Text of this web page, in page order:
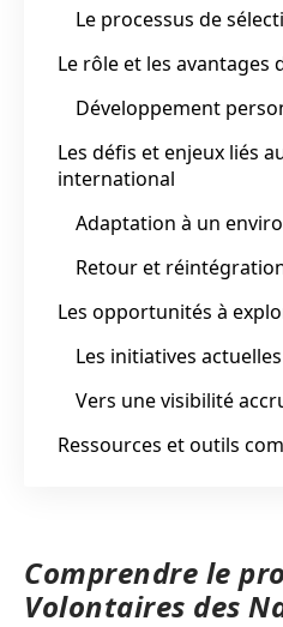
Le processus de
Le rôle et les avantages
Développement
Les défis et enjeux liés
international
Adaptation à un
Retour et
Les opportunités à
Les initiatives
Vers une visibilité
Ressources et outils
Comprendre le
Volontaires des